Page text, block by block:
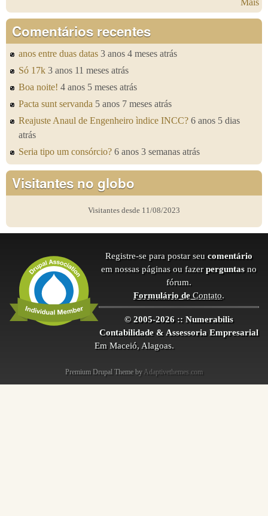
Mais
Comentários recentes
anos entre duas datas 3 anos 4 meses atrás
Só 17k 3 anos 11 meses atrás
Boa noite! 4 anos 5 meses atrás
Pacta sunt servanda 5 anos 7 meses atrás
Reajuste Anaul de Engenheiro ìndice INCC? 6 anos 5 dias
atrás
Seria tipo um consórcio? 6 anos 3 semanas atrás
Visitantes no globo
Visitantes desde 11/08/2023
Registre-se para postar seu comentário
em nossas páginas ou fazer perguntas no
fórum.
Formulário deContato.
© 2005-2026 :: Numerabilis
Contabilidade & Assessoria Empresarial
Em Maceió, Alagoas.
Premium Drupal Theme by Adaptivethemes.com